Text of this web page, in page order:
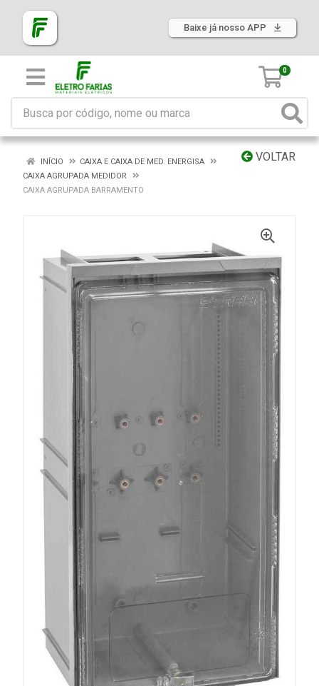
Baixe já nosso APP
0
VOLTAR
INÍCIO
CAIXA E CAIXA DE MED. ENERGISA
CAIXA AGRUPADA MEDIDOR
CAIXA AGRUPADA BARRAMENTO